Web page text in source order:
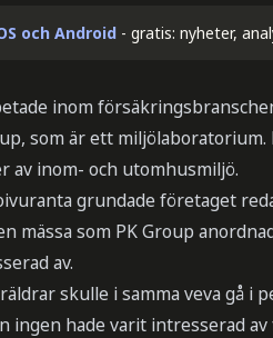
och Android - gratis: nyheter,
inom
som är ett miljölaboratorium.
av inom- och utomhusmiljö.
grundade företaget
mässa som PK Group
av.
skulle i samma veva gå i
ingen hade varit intresserad